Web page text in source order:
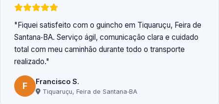
Fiquei satisfeito com o guincho em Tiquaruçu, Feira de
Santana‑BA. Serviço ágil, comunicação clara e cuidado
total com meu caminhão durante todo o transporte
realizado.
F Francisco S.
Tiquaruçu, Feira de Santana‑BA